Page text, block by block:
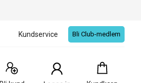
Kundservice Bli Club-medlem
Kundkorg
0